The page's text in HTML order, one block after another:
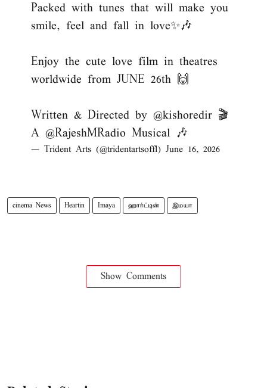
Packed with tunes that will make you
smile, feel and fall in love✨🎶
Enjoy the cute love film in theatres
worldwide from JUNE 26th 🙌
Written & Directed by @kishoredir 🎬
A @RajeshMRadio Musical 🎶
— Trident Arts (@tridentartsoffl) June 16, 2026
cinema News Heartin Imaya ஹார்ட்டின் இமயா
Show Comments